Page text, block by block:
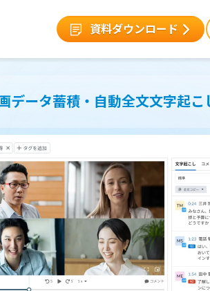
資料ダウンロード
データ蓄積・自動全文文字起
メンバー稼働と回線状況をリアルタイ
現場の“今”を正確に把